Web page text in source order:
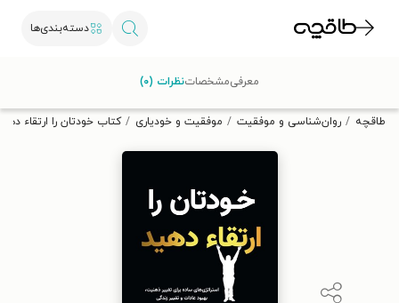
دسته‌بندی‌ها
تخفیف از طاقچه دریافت کن.
طاقچه روان‌شناسی و موفقیت موفقیت و خودیاری کتاب خودتان را ارتقاء
معرفیمشخصاتنظرات (۰)